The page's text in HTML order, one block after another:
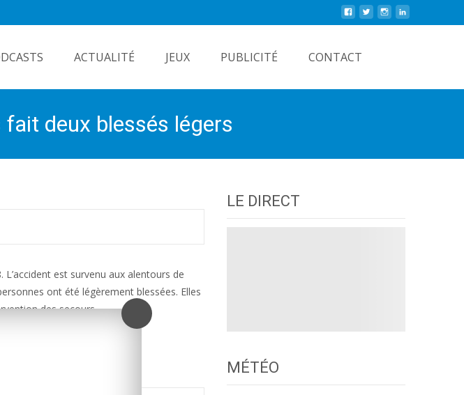
ACTUALITÉ JEUX PUBLICITÉ CONTACT
deux blessés légers
est survenu aux alentours de
ont été légèrement blessées. Elles
des secours.
LE DIRECT
MÉTÉO